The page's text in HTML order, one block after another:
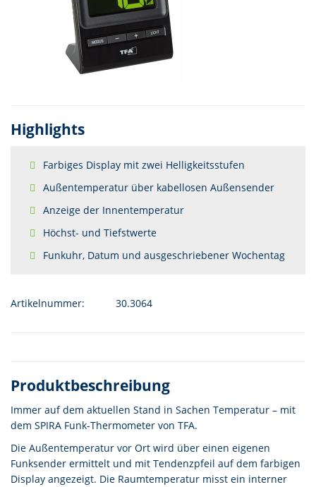
Highlights
Farbiges Display mit zwei Helligkeitsstufen
Außentemperatur über kabellosen Außensender
Anzeige der Innentemperatur
Höchst- und Tiefstwerte
Funkuhr, Datum und ausgeschriebener Wochentag
Artikelnummer: 30.3064
Produktbeschreibung
Immer auf dem aktuellen Stand in Sachen Temperatur – mit
dem SPIRA Funk-Thermometer von TFA.
Die Außentemperatur vor Ort wird über einen eigenen
Funksender ermittelt und mit Tendenzpfeil auf dem farbigen
Display angezeigt. Die Raumtemperatur misst ein interner